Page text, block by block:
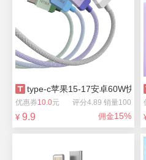
type-c苹果15-17安卓60W快充
优惠券10.0元 评分4.89 销量100
¥ 9.9 佣金15%